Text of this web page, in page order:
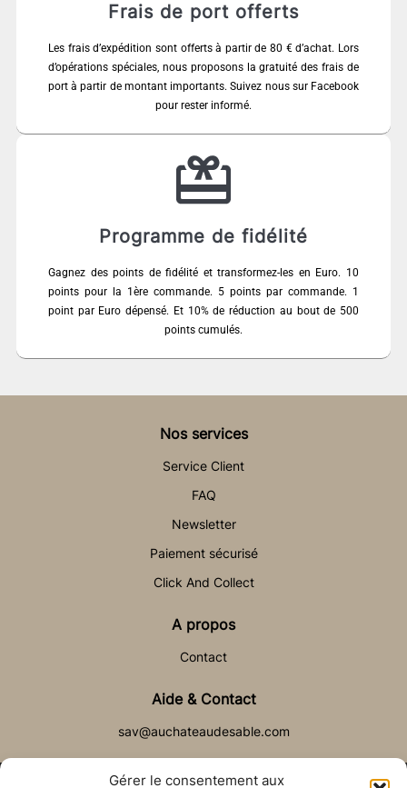
Gérer le consentement aux
Frais de port offerts
Les frais d’expédition sont offerts à partir de 80 € d’achat. Lors
d’opérations spéciales, nous proposons la gratuité des frais de
port à partir de montant importants. Suivez nous sur Facebook
pour rester informé.
Programme de fidélité
Gagnez des points de fidélité et transformez-les en Euro. 10
points pour la 1ère commande. 5 points par commande. 1
point par Euro dépensé. Et 10% de réduction au bout de 500
points cumulés.
Nos services
Service Client
FAQ
Newsletter
Paiement sécurisé
Click And Collect
A propos
Contact
Aide & Contact
sav@auchateaudesable.com